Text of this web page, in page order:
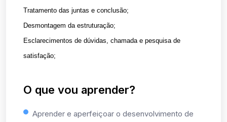
Tratamento das juntas e conclusão;
Desmontagem da estruturação;
Esclarecimentos de dúvidas, chamada e pesquisa de
satisfação;
O que vou aprender?
Aprender e aperfeiçoar o desenvolvimento de